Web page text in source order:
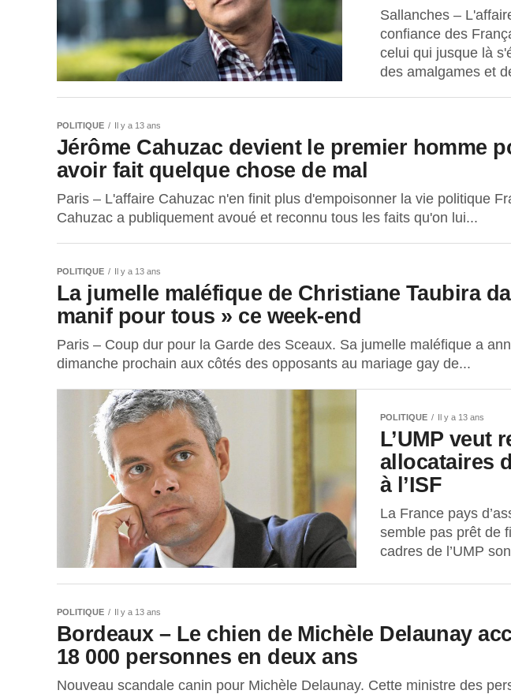
Sallanches –
confiance des
celui qui jusque là
des amalgames et
POLITIQUE Il y a 13 ans
Jérôme Cahuzac devient le premier homme
avoir fait quelque chose de mal
Paris – L'affaire Cahuzac n'en finit plus d'empoisonner la vie politique
Cahuzac a publiquement avoué et reconnu tous les faits qu'on lui...
POLITIQUE Il y a 13 ans
La jumelle maléfique de Christiane Taubira
manif pour tous » ce week-end
Paris – Coup dur pour la Garde des Sceaux. Sa jumelle maléfique a
dimanche prochain aux côtés des opposants au mariage gay de...
POLITIQUE Il y a 13 ans
L’UMP veut
allocataires
à l’ISF
La France pays
semble pas prêt de
cadres de l’UMP
POLITIQUE Il y a 13 ans
Bordeaux – Le chien de Michèle Delaunay
18 000 personnes en deux ans
Nouveau scandale canin pour Michèle Delaunay. Cette ministre des